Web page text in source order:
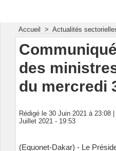
Accueil > Actualités
des
du mercredi
Rédigé le 30 Juin 2021 à 23:08 |
Juillet 2021 - 19:53
(Equonet-Dakar) - Le